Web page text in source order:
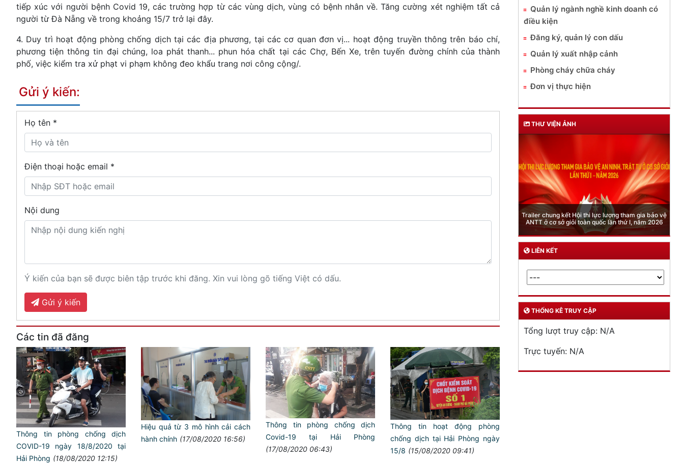
tiếp xúc với người bệnh Covid 19, các trường hợp từ các vùng dịch, vùng có bệnh nhân về. Tăng cường xét nghiệm tất cả
người từ Đà Nẵng về trong khoảng 15/7 trở lại đây.
4. Duy trì hoạt động phòng chống dịch tại các địa phương, tại các cơ quan đơn vị... hoạt động truyền thông trên báo chí,
phương tiện thông tin đại chúng, loa phát thanh... phun hóa chất tại các Chợ, Bến Xe, trên tuyến đường chính của thành
phố, việc kiểm tra xử phạt vi phạm không đeo khẩu trang nơi công cộng/.
Gửi ý kiến:
Họ tên *
Điện thoại hoặc email *
Nội dung
Ý kiến của bạn sẽ được biên tập trước khi đăng. Xin vui lòng gõ tiếng Việt có dấu.
Gửi ý kiến
Các tin đã đăng
Thông tin phòng chống dịch
COVID-19 ngày 18/8/2020 tại
Hải Phòng (18/08/2020 12:15)
Hiệu quả từ 3 mô hình cải cách
hành chính (17/08/2020 16:56)
Thông tin phòng chống dịch
Covid-19 tại Hải Phòng
(17/08/2020 06:43)
Thông tin hoạt động phòng
chống dịch tại Hải Phòng ngày
15/8 (15/08/2020 09:41)
Quản lý ngành nghề kinh doanh có
điều kiện
Đăng ký, quản lý con dấu
Quản lý xuất nhập cảnh
Phòng cháy chữa cháy
Đơn vị thực hiện
THƯ VIỆN ẢNH
Phòng Quản lý xuất nhập cảnh: Hướng dẫn những
quy định mới trong lĩnh vực xuất cảnh, nhập cảnh
của công dân việt nam từ ngày 01/7/2026
LIÊN KẾT
THỐNG KÊ TRUY CẬP
Tổng lượt truy cập: N/A
Trực tuyến: N/A